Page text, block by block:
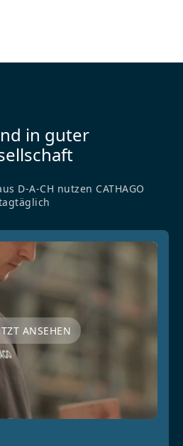
in guter
D-A-CH nutzen CATHAGO
ANSEHEN